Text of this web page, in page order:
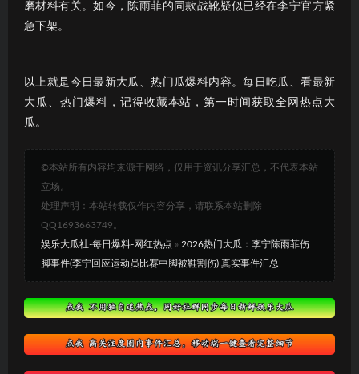
磨材料有关。如今，陈雨菲的同款战靴疑似已经在李宁官方紧
急下架。
以上就是今日最新大瓜、热门瓜爆料内容。每日吃瓜、看最新
大瓜、热门爆料，记得收藏本站，第一时间获取全网热点大
瓜。
©本站所有内容均来源于网络，仅用于资讯分享汇总，不代表本站
立场。
处理声明：本站转载仅作内容分享，请联系本站删除
QQ1693663749。
娱乐大瓜社-每日爆料-网红热点 » 2026热门大瓜：李宁陈雨菲伤
脚事件(李宁回应运动员比赛中脚被鞋割伤) 真实事件汇总